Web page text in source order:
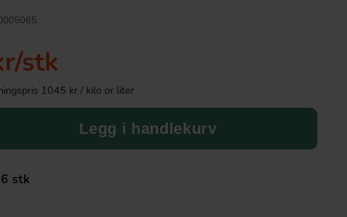
/stk
1045 kr / kilo or liter
Legg i handlekurv
stk